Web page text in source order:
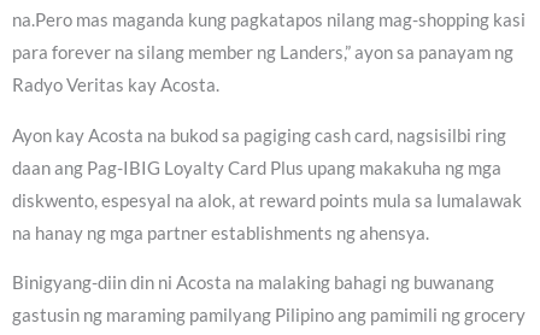
na.Pero mas maganda kung pagkatapos nilang mag-shopping kasi
para forever na silang member ng Landers,” ayon sa panayam ng
Radyo Veritas kay Acosta.
Ayon kay Acosta na bukod sa pagiging cash card, nagsisilbi ring
daan ang Pag-IBIG Loyalty Card Plus upang makakuha ng mga
diskwento, espesyal na alok, at reward points mula sa lumalawak
na hanay ng mga partner establishments ng ahensya.
Binigyang-diin din ni Acosta na malaking bahagi ng buwanang
gastusin ng maraming pamilyang Pilipino ang pamimili ng grocery